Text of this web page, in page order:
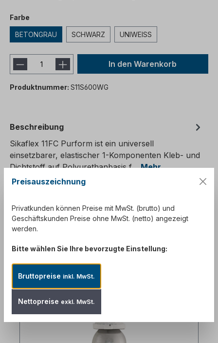
Farbe
BETONGRAU SCHWARZ UNIWEISS
In den Warenkorb
Produktnummer: S11S600WG
Beschreibung
Sikaflex 11FC Purform ist ein universell
einsetzbarer, elastischer 1-Komponenten Kleb- und
Dichtstoff auf Polyurethanbasis f…Mehr
Downloads
2
Bewertungen
Produktgalerie überspringen
Kunden kauften auch:
Preisauszeichnung
Privatkunden können Preise mit MwSt. (brutto) und
Geschäftskunden Preise ohne MwSt. (netto) angezeigt
werden.
Bitte wählen Sie Ihre bevorzugte Einstellung:
Bruttopreise inkl. MwSt.
Nettopreise exkl. MwSt.